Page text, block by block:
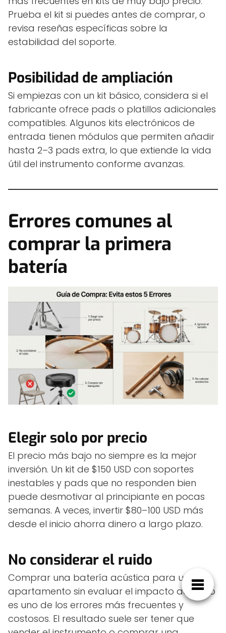
Prueba el kit si puedes antes de comprar, o
revisa reseñas específicas sobre la
estabilidad del soporte.
Posibilidad de ampliación
Si empiezas con un kit básico, considera si el
fabricante ofrece pads o platillos adicionales
compatibles. Algunos kits electrónicos de
entrada tienen módulos que permiten añadir
hasta 2–3 pads extra, lo que extiende la vida
útil del instrumento conforme avanzas.
Errores comunes al
comprar la primera
batería
Elegir solo por precio
El precio más bajo no siempre es la mejor
inversión. Un kit de $150 USD con soportes
inestables y pads que no responden bien
puede desmotivar al principiante en pocas
semanas. A veces, invertir $80–100 USD más
desde el inicio ahorra dinero a largo plazo.
No considerar el ruido
Comprar una batería acústica para un
apartamento sin evaluar el impacto acústico
es uno de los errores más frecuentes y
costosos. El resultado suele ser tener que